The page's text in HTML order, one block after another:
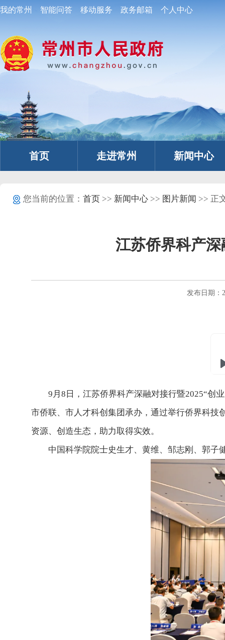
我的常州 智能问答 移动服务 政务邮箱 个人中心
首页 走进常州 新闻中心
您当前的位置： 首页>> 新闻中心>> 图片新闻 >> 正
江苏侨界科产
发布日期：
9月8日，江苏侨界科产深融对接行暨2025“创业
市侨联、市人才科创集团承办，通过举行侨界科
资源、创造生态，助力取得实效。
中国科学院院士史生才、黄维、邹志刚、郭子